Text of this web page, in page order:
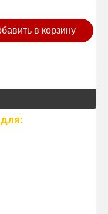
в корзину